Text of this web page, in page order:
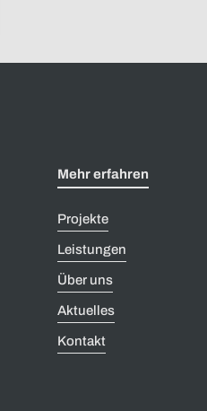
Mehr erfahren
Projekte
Leistungen
Über uns
Aktuelles
Kontakt